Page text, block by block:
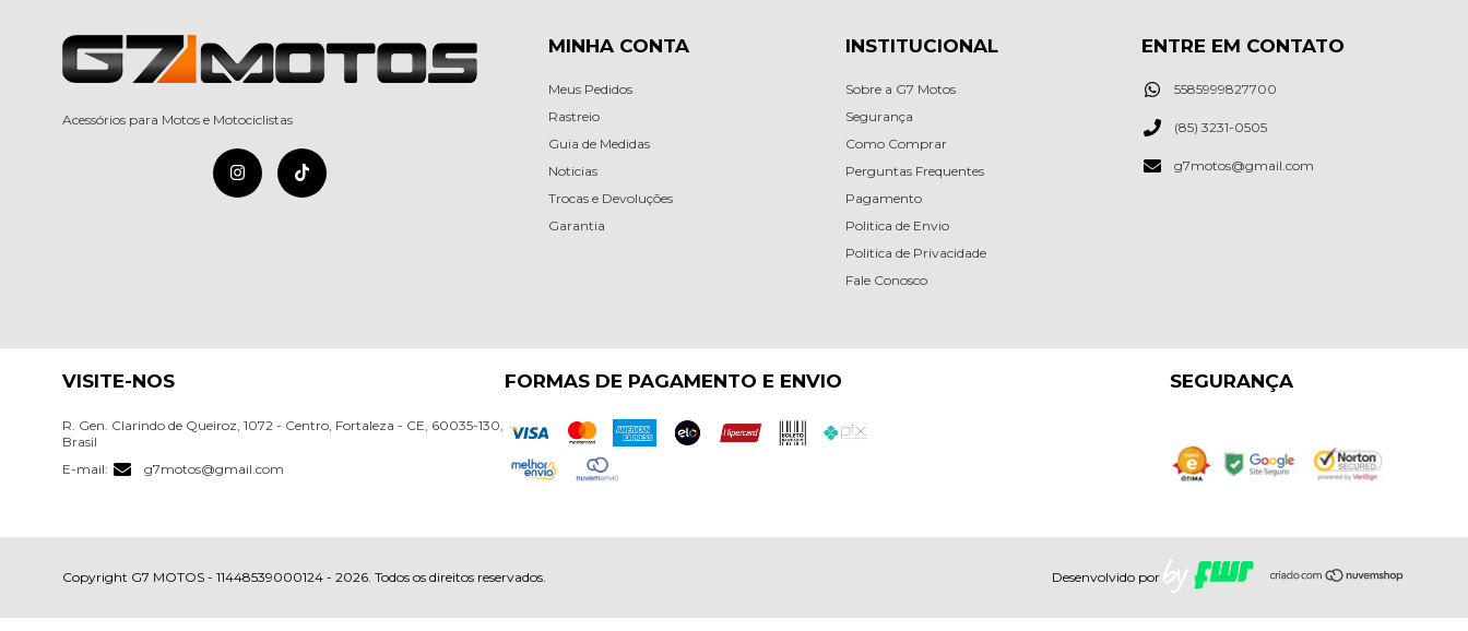
Acessórios para Motos e Motociclistas
MINHA CONTA
Meus Pedidos
Rastreio
Guia de Medidas
Noticias
Trocas e Devoluções
Garantia
INSTITUCIONAL
Sobre a G7 Motos
Segurança
Como Comprar
Perguntas Frequentes
Pagamento
Politica de Envio
Politica de Privacidade
Fale Conosco
ENTRE EM CONTATO
5585999827700
(85) 3231-0505
g7motos@gmail.com
VISITE-NOS
R. Gen. Clarindo de Queiroz, 1072 - Centro, Fortaleza - CE, 60035-130,
Brasil
E-mail:
g7motos@gmail.com
FORMAS DE PAGAMENTO E ENVIO SEGURANÇA
Copyright G7 MOTOS - 11448539000124 - 2026. Todos os direitos reservados. Desenvolvido por